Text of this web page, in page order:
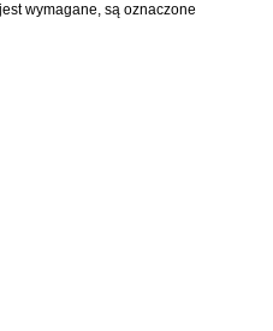
wymagane, są oznaczone